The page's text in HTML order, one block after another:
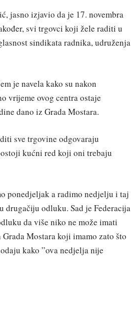
jasno izjavio da je 17. novembra
svi trgovci koji žele raditi u
sindikata radnika, udruženja
je navela kako su nakon
vrijeme ovog centra ostaje
dano iz Grada Mostara.
sve trgovine odgovaraju
kućni red koji oni trebaju
ponedjeljak a radimo nedjelju i taj
drugačiju odluku. Sad je Federacija
da više niko ne može imati
Mostara koji imamo zato što
kako ”ova nedjelja nije